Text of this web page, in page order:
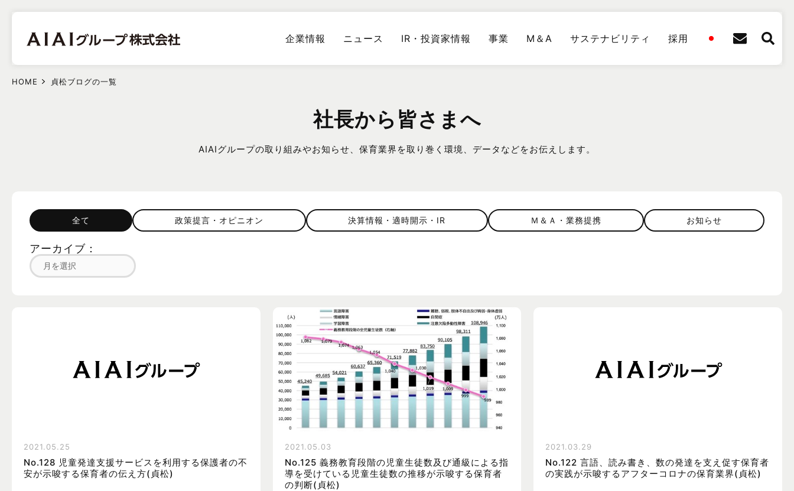
企業情報 ニュース IR・投資家情報 事業 M＆A サステナビリティ 採用
HOME 貞松ブログの一覧
社長から皆さまへ
AIAIグループの取り組みやお知らせ、保育業界を取り巻く環境、データなどをお伝えします。
全て 政策提言・オピニオン 決算情報・適時開示・IR Ｍ＆Ａ・業務提携 お知らせ
アーカイブ：
2021.05.25
No.128 児童発達支援サービスを利用する保護者の不
安が示唆する保育者の伝え方(貞松)
2021.05.03
No.125 義務教育段階の児童生徒数及び通級による指
導を受けている児童生徒数の推移が示唆する保育者
の判断(貞松)
2021.03.29
No.122 言語、読み書き、数の発達を支え促す保育者
の実践が示唆するアフターコロナの保育業界(貞松)